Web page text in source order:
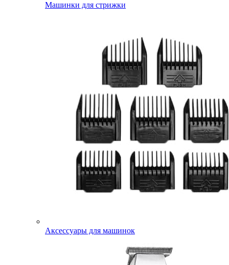
Машинки для стрижки
Аксессуары для машинок